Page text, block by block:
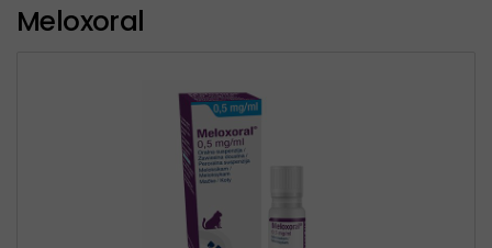
Meloxoral